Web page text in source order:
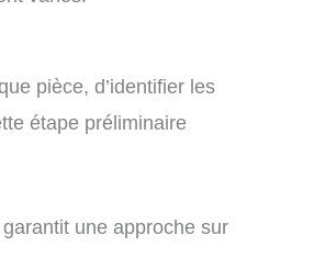
pièce, d’identifier les
étape préliminaire
garantit une approche sur